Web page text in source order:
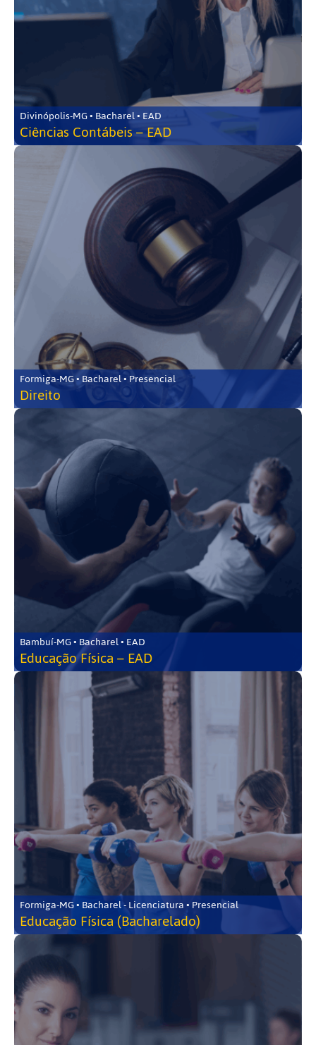
Divinópolis-MG • Bacharel • EAD
Ciências Contábeis – EAD
Formiga-MG • Bacharel • Presencial
Direito
Bambuí-MG • Bacharel • EAD
Educação Física – EAD
Formiga-MG • Bacharel - Licenciatura • Presencial
Educação Física (Bacharelado)